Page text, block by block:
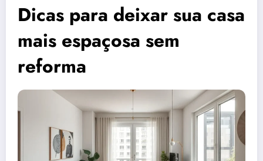
Dicas para deixar sua casa
mais espaçosa sem
reforma